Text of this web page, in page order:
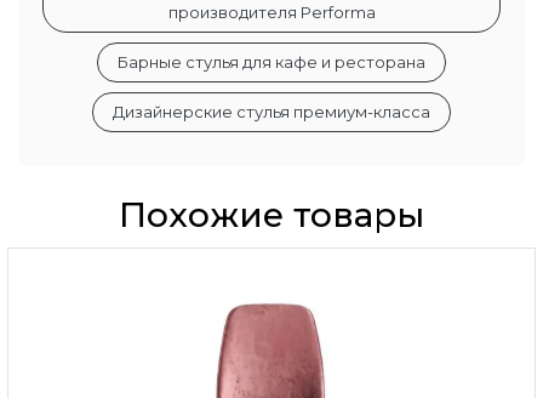
производителя Performa
Барные стулья для кафе и ресторана
Дизайнерские стулья премиум-класса
Похожие товары